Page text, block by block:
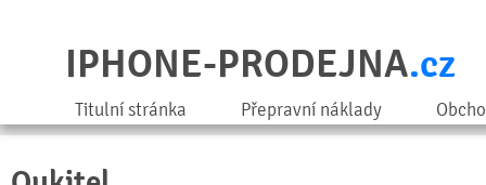
IPHONE-PRODEJNA.cz
Titulní stránka Přepravní náklady